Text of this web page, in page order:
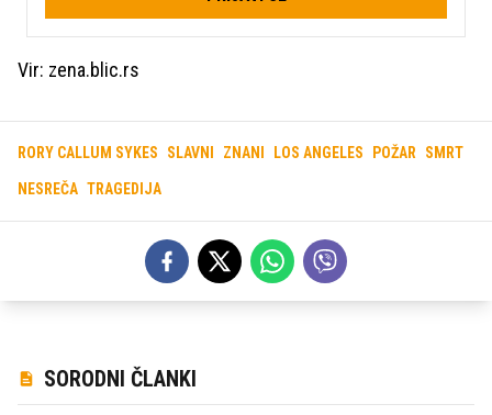
Vir: zena.blic.rs
RORY CALLUM SYKES SLAVNI ZNANI LOS ANGELES POŽAR SMRT
NESREČA TRAGEDIJA
SORODNI ČLANKI